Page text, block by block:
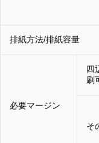
排紙方法/排紙容量
必要マージン
四
刷
そ